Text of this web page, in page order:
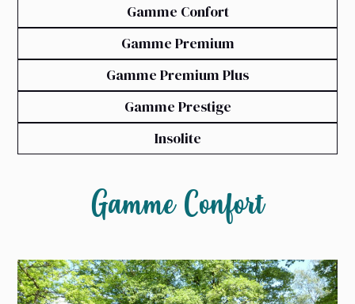
Gamme Confort
Gamme Premium
Gamme Premium Plus
Gamme Prestige
Insolite
Gamme Confort